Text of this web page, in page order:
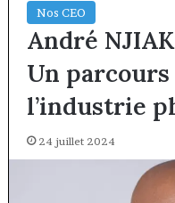
Nos CEO
André
Un
l’industrie
24 juillet 2024